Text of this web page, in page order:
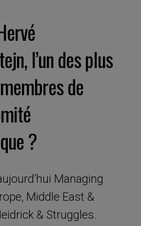
l’un des plus
de
?
Managing
Middle East &
& Struggles.